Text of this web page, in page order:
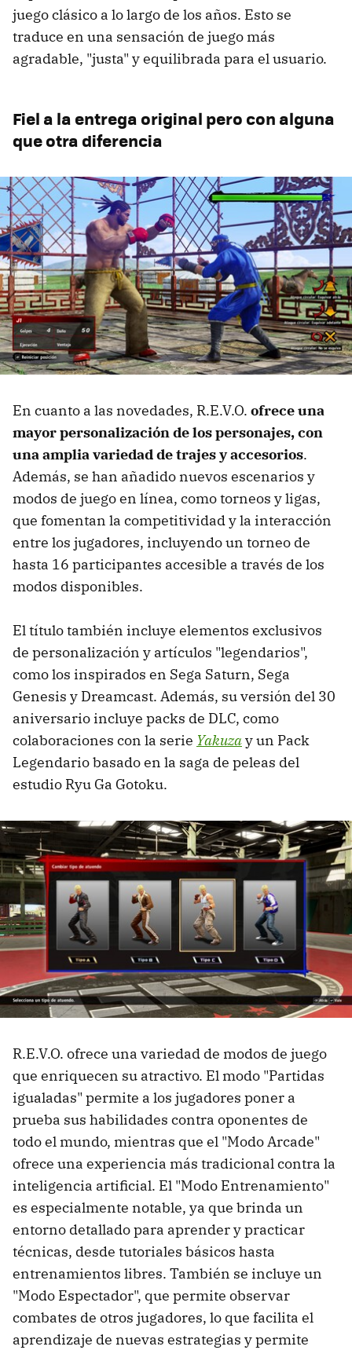
juego clásico a lo largo de los años. Esto se
traduce en una sensación de juego más
agradable, "justa" y equilibrada para el usuario.
Fiel a la entrega original pero con alguna
que otra diferencia
En cuanto a las novedades, R.E.V.O. ofrece una
mayor personalización de los personajes, con
una amplia variedad de trajes y accesorios.
Además, se han añadido nuevos escenarios y
modos de juego en línea, como torneos y ligas,
que fomentan la competitividad y la interacción
entre los jugadores, incluyendo un torneo de
hasta 16 participantes accesible a través de los
modos disponibles.
El título también incluye elementos exclusivos
de personalización y artículos "legendarios",
como los inspirados en Sega Saturn, Sega
Genesis y Dreamcast. Además, su versión del 30
aniversario incluye packs de DLC, como
colaboraciones con la serie Yakuzay un Pack
Legendario basado en la saga de peleas del
estudio Ryu Ga Gotoku.
R.E.V.O. ofrece una variedad de modos de juego
que enriquecen su atractivo. El modo "Partidas
igualadas" permite a los jugadores poner a
prueba sus habilidades contra oponentes de
todo el mundo, mientras que el "Modo Arcade"
ofrece una experiencia más tradicional contra la
inteligencia artificial. El "Modo Entrenamiento"
es especialmente notable, ya que brinda un
entorno detallado para aprender y practicar
técnicas, desde tutoriales básicos hasta
entrenamientos libres. También se incluye un
"Modo Espectador", que permite observar
combates de otros jugadores, lo que facilita el
aprendizaje de nuevas estrategias y permite